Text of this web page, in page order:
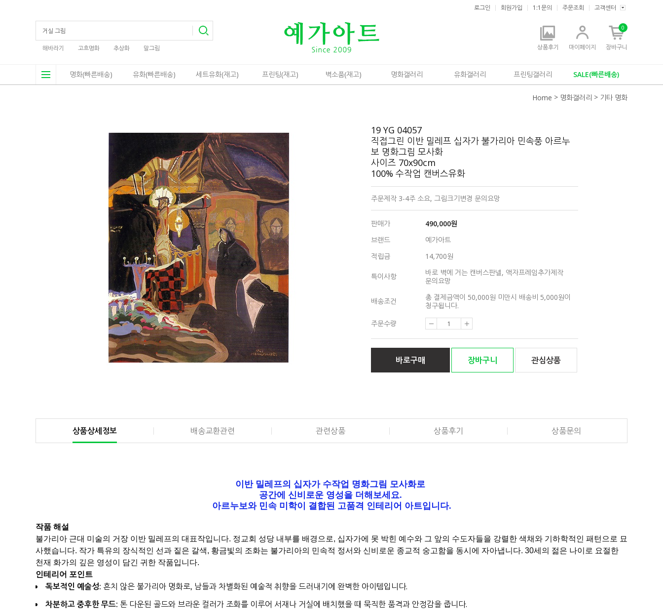
해바라기 고흐명화 추상화 말그림
로그인 회원가입 1:1문의 주문조회 고객센터
상품후기 마이페이지 장바구니
0
명화(빠른배송) 유화(빠른배송) 세트유화(재고) 프린팅(재고) 벽소품(재고) 명화갤러리 유화갤러리 프린팅갤러리 SALE(빠른배송)
Home > 명화갤러리 > 기타 명화
19 YG 04057
직접그린 이반 밀레프 십자가 불가리아 민속풍 아르누
보 명화그림 모사화
사이즈 70x90cm
100% 수작업 캔버스유화
주문제작 3-4주 소요, 그림크기변경 문의요망
판매가 490,000원
브랜드
예가아트
적립금
14,700원
특이사항
바로 벽에 거는 캔버스판넬, 액자프레임추가제작
문의요망
배송조건
총 결제금액이 50,000원 미만시 배송비 5,000원이
청구됩니다.
주문수량
바로구매 장바구니 관심상품
상품상세정보 배송교환관련 관련상품 상품후기 상품문의
이반 밀레프의 십자가 수작업 명화그림 모사화로
공간에 신비로운 영성을 더해보세요.
아르누보와 민속 미학이 결합된 고품격 인테리어 아트입니다.
작품 해설
불가리아 근대 미술의 거장 이반 밀레프의 대표작입니다. 정교회 성당 내부를 배경으로, 십자가에 못 박힌 예수와 그 앞의 수도자들을 강렬한 색채와 기하학적인 패턴으로 묘
사했습니다. 작가 특유의 장식적인 선과 짙은 갈색, 황금빛의 조화는 불가리아의 민속적 정서와 신비로운 종교적 숭고함을 동시에 자아냅니다. 30세의 젊은 나이로 요절한
천재 화가의 깊은 영성이 담긴 귀한 작품입니다.
인테리어 포인트
독보적인 예술성: 흔치 않은 불가리아 명화로, 남들과 차별화된 예술적 취향을 드러내기에 완벽한 아이템입니다.
차분하고 중후한 무드: 톤 다운된 골드와 브라운 컬러가 조화를 이루어 서재나 거실에 배치했을 때 묵직한 품격과 안정감을 줍니다.